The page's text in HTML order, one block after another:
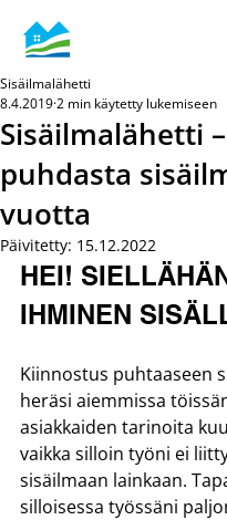
Sisäilmalähetti –
puhdasta
vuotta
Sisäilmalähetti
8.4.20192 min käytetty lukemiseen
Päivitetty: 15.12.2022
HEI!
IHMINEN
Kiinnostus puhtaaseen
heräsi aiemmissa
asiakkaiden tarinoita
vaikka silloin työni ei
sisäilmaan lainkaan.
silloisessa työssäni